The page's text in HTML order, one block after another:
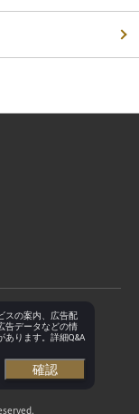
スの案内、広告配
告データなどの情
あります。詳細Q&A
確認